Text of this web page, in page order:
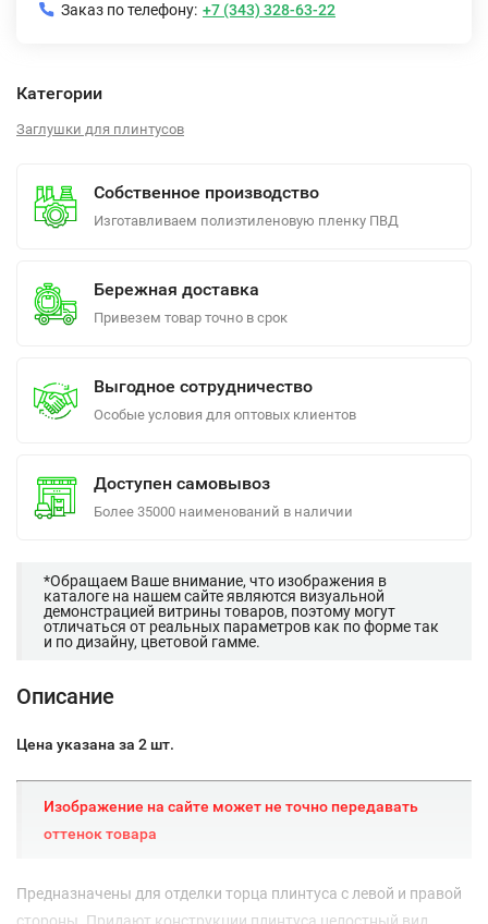
Заказ по телефону: +7 (343) 328-63-22
Категории
Заглушки для плинтусов
Собственное производство
Изготавливаем полиэтиленовую пленку ПВД
Бережная доставка
Привезем товар точно в срок
Выгодное сотрудничество
Особые условия для оптовых клиентов
Доступен самовывоз
Более 35000 наименований в наличии
*Обращаем Ваше внимание, что изображения в
каталоге на нашем сайте являются визуальной
демонстрацией витрины товаров, поэтому могут
отличаться от реальных параметров как по форме так
и по дизайну, цветовой гамме.
Описание
Цена указана за 2 шт.
Изображение на сайте может не точно передавать
оттенок товара
Предназначены для отделки торца плинтуса с левой и правой